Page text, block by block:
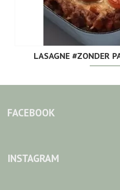
LASAGNE #ZONDER
FACEBOOK
INSTAGRAM